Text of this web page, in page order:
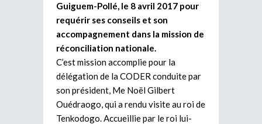
Guiguem-Pollé, le 8 avril 2017 pour
requérir ses conseils et son
accompagnement dans la mission de
réconciliation nationale.
C’est mission accomplie pour la
délégation de la CODER conduite par
son président, Me Noël Gilbert
Ouédraogo, qui a rendu visite au roi de
Tenkodogo. Accueillie par le roi lui-